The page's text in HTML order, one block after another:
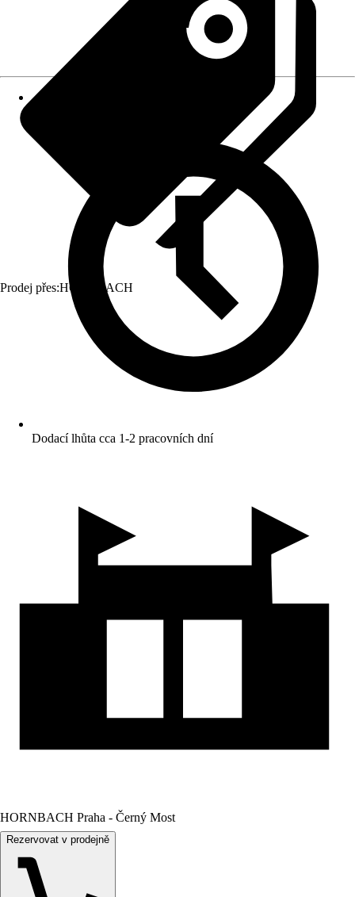
Prodej přes:HORNBACH
Dodací lhůta cca 1-2 pracovních dní
HORNBACH Praha - Černý Most
Rezervovat v prodejně